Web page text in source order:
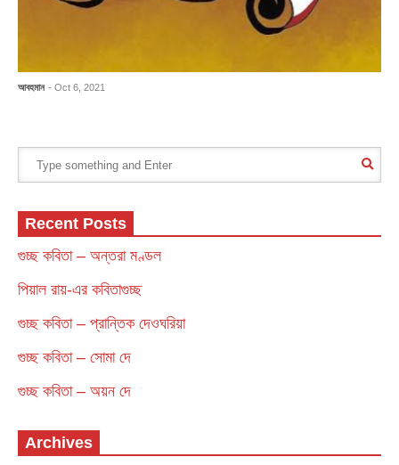
আবহমান - Oct 6, 2021
Recent Posts
গুচ্ছ কবিতা – অন্তরা মণ্ডল
পিয়াল রায়-এর কবিতাগুচ্ছ
গুচ্ছ কবিতা – প্রান্তিক দেওঘরিয়া
গুচ্ছ কবিতা – সোমা দে
গুচ্ছ কবিতা – অয়ন দে
Archives